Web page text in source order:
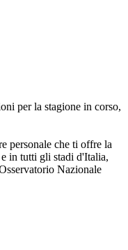
per la stagione in corso,
personale che ti offre la
in tutti gli stadi d'Italia,
Nazionale